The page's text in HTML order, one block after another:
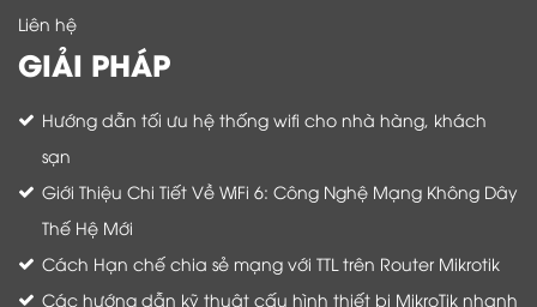
Liên hệ
GIẢI PHÁP
Hướng dẫn tối ưu hệ thống wifi cho nhà hàng, khách
sạn
Giới Thiệu Chi Tiết Về WiFi 6: Công Nghệ Mạng Không Dây
Thế Hệ Mới
Cách Hạn chế chia sẻ mạng với TTL trên Router Mikrotik
Các hướng dẫn kỹ thuật cấu hình thiết bị MikroTik nhanh